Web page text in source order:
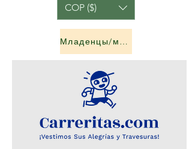
Младенцы/мальчики и девочки
COP ($)